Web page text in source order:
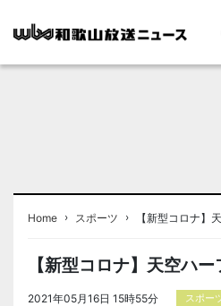
Home › スポーツ › 【新型コロナ】
【新型コロナ】天空ハ
2021年05月16日 15時55分 スポー